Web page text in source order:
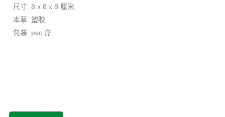
尺寸: 8 x 8 x 8 厘米
本草: 塑胶
包装: pvc 盒